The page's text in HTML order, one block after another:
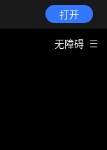
打开
无障碍